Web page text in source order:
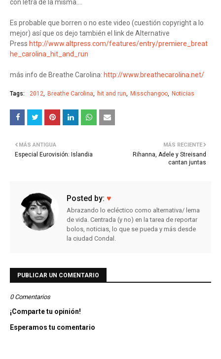
con letra de la misma....
Es probable que borren o no este video (cuestión copyright a lo
mejor) así que os dejo también el link de Alternative
Press http://www.altpress.com/features/entry/premiere_breat
he_carolina_hit_and_run
más info de Breathe Carolina: http://www.breathecarolina.net/
Tags: 2012 Breathe Carolina hit and run Misschangoo Noticias
MÁS RECIENTE
Rihanna, Adele y Streisand
cantan juntas
MÁS ANTIGUA
Especial Eurovisión: Islandia
Posted by: ♥
Abrazando lo ecléctico como alternativa/ lema
de vida. Centrada (y no) en la tarea de reportar
bolos, noticias, lo que se pueda y más desde
la ciudad Condal.
PUBLICAR UN COMENTARIO
0 Comentarios
¡Comparte tu opinión!
Esperamos tu comentario